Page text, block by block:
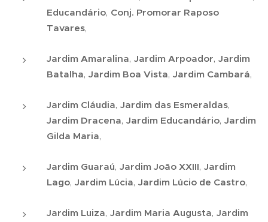
Educandário, Conj. Promorar Raposo
Tavares,
Jardim Amaralina, Jardim Arpoador, Jardim
Batalha, Jardim Boa Vista, Jardim Cambará,
Jardim Cláudia, Jardim das Esmeraldas,
Jardim Dracena, Jardim Educandário, Jardim
Gilda Maria,
Jardim Guaraú, Jardim João XXIII, Jardim
Lago, Jardim Lúcia, Jardim Lúcio de Castro,
Jardim Luiza, Jardim Maria Augusta, Jardim